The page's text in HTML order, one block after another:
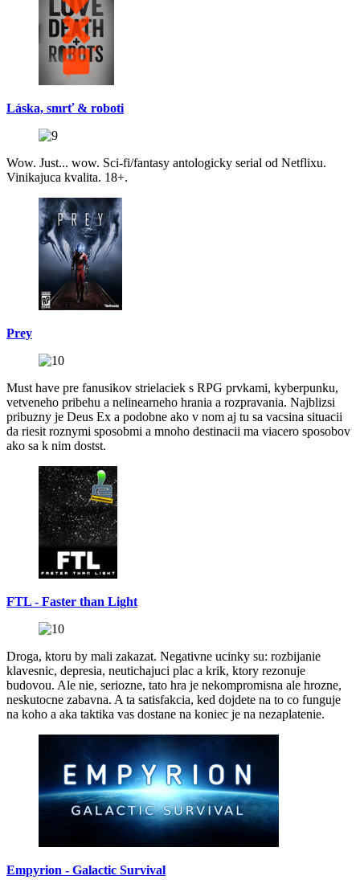
Láska, smrť & roboti
Wow. Just... wow. Sci-fi/fantasy antologicky serial od Netflixu.
Vinikajuca kvalita. 18+.
Prey
Must have pre fanusikov strielaciek s RPG prvkami, kyberpunku,
vetveneho pribehu a nelinearneho hrania a rozpravania. Najblizsi
pribuzny je Deus Ex a podobne ako v nom aj tu sa vacsina situacii
da riesit roznymi sposobmi a mnoho destinacii ma viacero sposobov
ako sa k nim dostst.
FTL - Faster than Light
Droga, ktoru by mali zakazat. Negativne ucinky su: rozbijanie
klavesnic, depresia, neutichajuci plac a krik, ktory rezonuje
budovou. Ale nie, seriozne, tato hra je nekompromisna ale hrozne,
neskutocne zabavna. A ta satisfakcia, ked dojdete na to co funguje
na koho a aka taktika vas dostane na koniec je na nezaplatenie.
Empyrion - Galactic Survival